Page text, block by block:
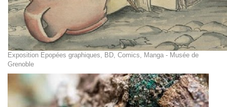
Exposition Epopées graphiques, BD, Comics, Manga - Musée de
Grenoble